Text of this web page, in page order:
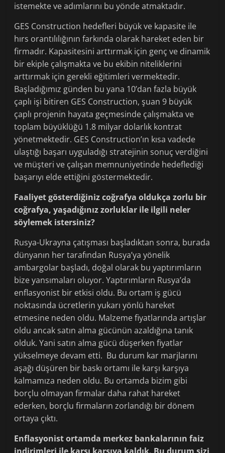
istemekte ve adımlarını bu yönde atmaktadır.
GES Construction hedefleri büyük ve kapasite ile
hırs orantılılığının farkında olarak hareket eden bir
firmadır. Kapasitesini arttırmak için genç ve dinamik
bir ekiple çalışmakta ve bu ekibin niteliklerini
arttırmak için gerekli eğitimleri vermektedir.
Başladığımız günden bu yana 10’dan fazla büyük
çaplı işi bitiren GES Construction, şuan 9 büyük
çaplı projenin hayata geçmesinde çalışmakta ve
toplam büyüklüğü 1.8 milyar dolarlık kontrat
yönetmektedir. GES Construction’ın kısa vadede
ulaştığı başarı uyguladığı stratejinin sonuç verdiğini
ve müşteri ve çalışan memnuniyetinde hedeflediği
başarıyı elde ettiğini göstermektedir.
Faaliyet gösterdiğiniz coğrafya oldukça zorlu bir
coğrafya, yaşadığınız zorluklar ile ilgili neler
söylemek istersiniz?
Rusya-Ukrayna çatışması başladıktan sonra, burada
dünyanın her tarafından Rusya’ya yönelik
ambargolar başladı, doğal olarak bu yaptırımların
bize yansımaları oluyor. Yaptırımların Rusya’da
enflasyonist bir etkisi oldu. Bu ortam iş gücü
noktasında ücretlerin yukarı yönlü hareket
etmesine neden oldu. Malzeme fiyatlarında artışlar
oldu ancak satın alma gücünün azaldığına tanık
olduk. Yani satın alma gücü düşerken fiyatlar
yükselmeye devam etti. Bu durum kar marjlarını
aşağı düşüren bir baskı ortamı ile karşı karşıya
kalmamıza neden oldu. Bu ortamda bizim gibi
borçlu olmayan firmalar daha rahat hareket
ederken, borçlu firmaların zorlandığı bir dönem
ortaya çıktı.
Enflasyonist ortamda merkez bankalarının faiz